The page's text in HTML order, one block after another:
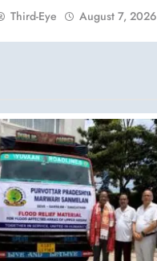
Third-Eye August 7, 2026